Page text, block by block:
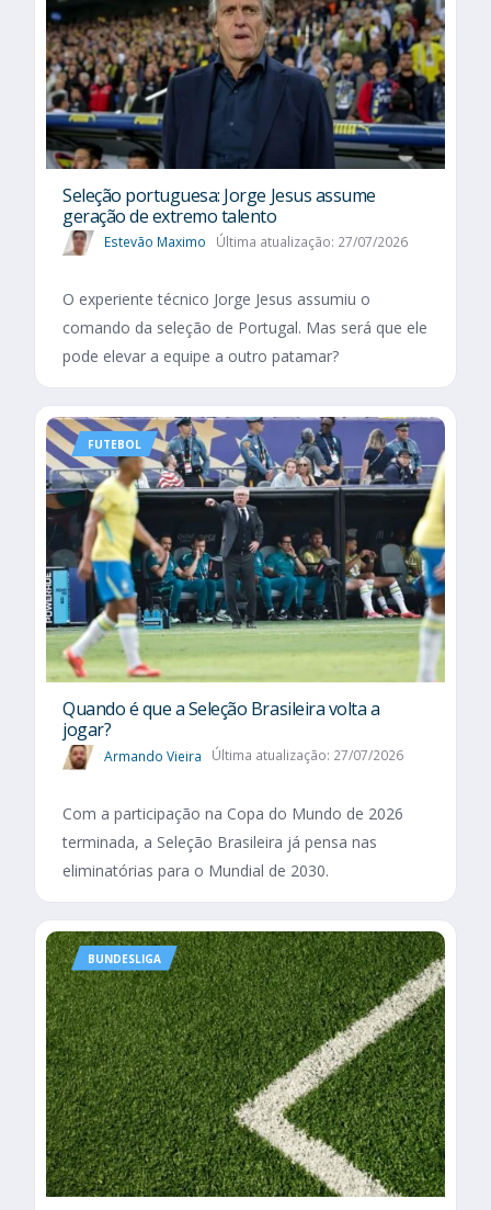
Seleção portuguesa: Jorge Jesus assume
geração de extremo talento
Estevão Maximo Última atualização: 27/07/2026
O experiente técnico Jorge Jesus assumiu o
comando da seleção de Portugal. Mas será que ele
pode elevar a equipe a outro patamar?
FUTEBOL
Quando é que a Seleção Brasileira volta a
jogar?
Armando Vieira Última atualização: 27/07/2026
Com a participação na Copa do Mundo de 2026
terminada, a Seleção Brasileira já pensa nas
eliminatórias para o Mundial de 2030.
BUNDESLIGA